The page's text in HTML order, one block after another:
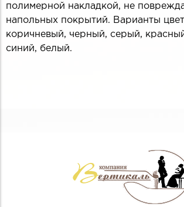
полимерной накладкой, не
напольных покрытий. Варианты
коричневый, черный, серый,
синий, белый.